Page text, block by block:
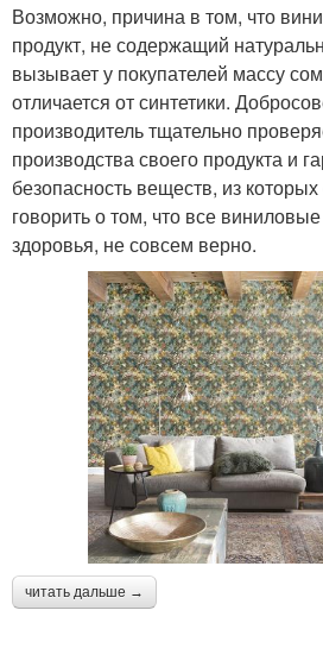
Возможно, причина в том, что
продукт, не содержащий
вызывает у покупателей массу
отличается от синтетики.
производитель тщательно
производства своего продукта и
безопасность веществ, из
говорить о том, что все
здоровья, не совсем верно.
читать дальше →